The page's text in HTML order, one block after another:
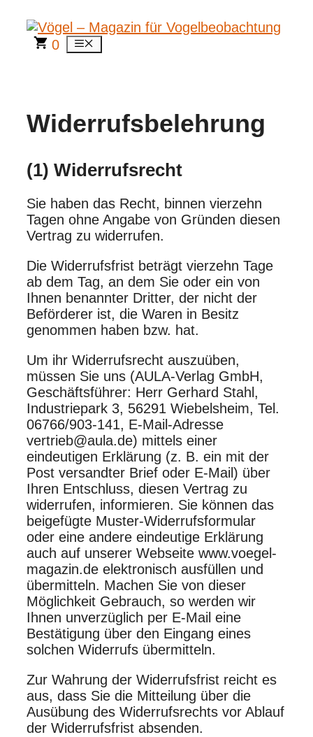
Inhalt
springen
0 Menü
Widerrufsbelehrung
(1) Widerrufsrecht
Sie haben das Recht, binnen vierzehn
Tagen ohne Angabe von Gründen diesen
Vertrag zu widerrufen.
Die Widerrufsfrist beträgt vierzehn Tage
ab dem Tag, an dem Sie oder ein von
Ihnen benannter Dritter, der nicht der
Beförderer ist, die Waren in Besitz
genommen haben bzw. hat.
Um ihr Widerrufsrecht auszuüben,
müssen Sie uns (AULA-Verlag GmbH,
Geschäftsführer: Herr Gerhard Stahl,
Industriepark 3, 56291 Wiebelsheim, Tel.
06766/903-141, E-Mail-Adresse
vertrieb@aula.de) mittels einer
eindeutigen Erklärung (z. B. ein mit der
Post versandter Brief oder E-Mail) über
Ihren Entschluss, diesen Vertrag zu
widerrufen, informieren. Sie können das
beigefügte Muster-Widerrufsformular
oder eine andere eindeutige Erklärung
auch auf unserer Webseite www.voegel-
magazin.de elektronisch ausfüllen und
übermitteln. Machen Sie von dieser
Möglichkeit Gebrauch, so werden wir
Ihnen unverzüglich per E-Mail eine
Bestätigung über den Eingang eines
solchen Widerrufs übermitteln.
Zur Wahrung der Widerrufsfrist reicht es
aus, dass Sie die Mitteilung über die
Ausübung des Widerrufsrechts vor Ablauf
der Widerrufsfrist absenden.